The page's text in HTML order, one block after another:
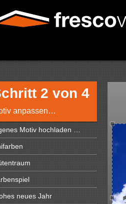
2 von 4
anpassen…
Motiv hochladen …
neues Jahr